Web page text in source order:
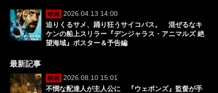
映画
2026.04.13 14:00
迫りくるサメ、踊り狂うサイコパス。 混ぜるなキ
ケンの船上スリラー『デンジャラス・アニマルズ 絶
望海域』ポスター＆予告編
最新記事
映画
2026.08.10 15:01
不憫な配達人が主人公に 『ウェポンズ』監督が手